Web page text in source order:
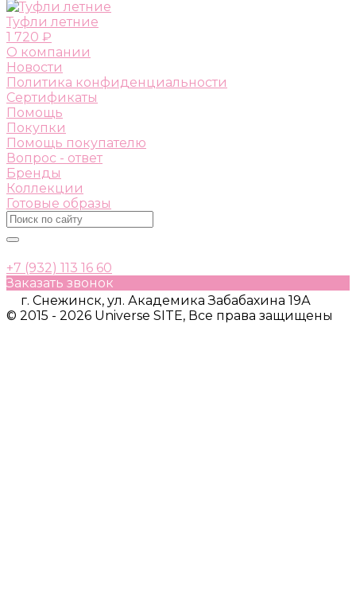
Туфли летние
1 720 ₽
О компании
Новости
Политика конфиденциальности
Сертификаты
Помощь
Покупки
Помощь покупателю
Вопрос - ответ
Бренды
Коллекции
Готовые образы
+7 (932) 113 16 60
Заказать звонок
г. Снежинск, ул. Академика Забабахина 19А
© 2015 - 2026 Universe SITE, Все права защищены